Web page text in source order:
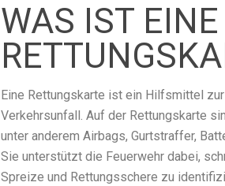
WAS IST EINE
Eine Rettungskarte ist ein Hilfsmittel
Verkehrsunfall. Auf der Rettungskarte
unter anderem Airbags, Gurtstraffer,
Sie unterstützt die Feuerwehr dabei,
Spreize und Rettungsschere zu